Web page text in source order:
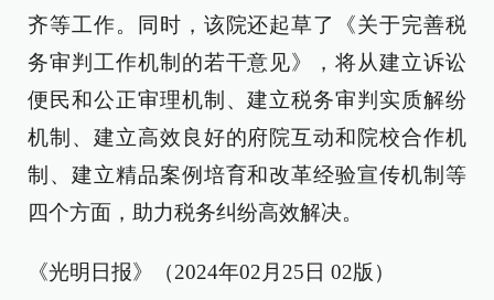
齐等工作。同时，该院还起草了《关于完善税
务审判工作机制的若干意见》，将从建立诉讼
便民和公正审理机制、建立税务审判实质解纷
机制、建立高效良好的府院互动和院校合作机
制、建立精品案例培育和改革经验宣传机制等
四个方面，助力税务纠纷高效解决。
《光明日报》（2024年02月25日 02版）